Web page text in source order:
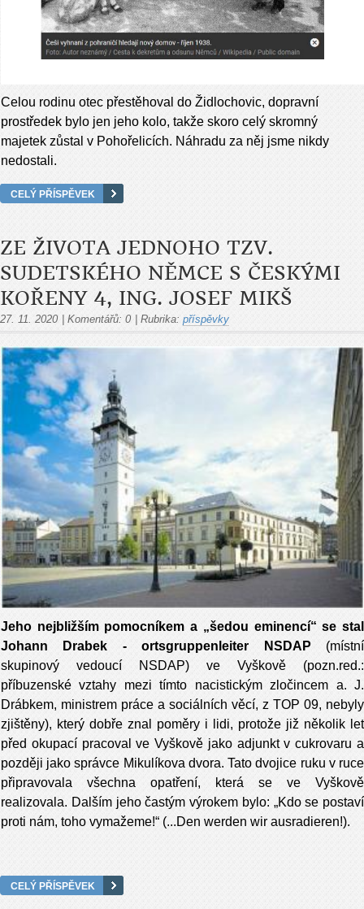
Celou rodinu otec přestěhoval do Židlochovic, dopravní
prostředek bylo jen jeho kolo, takže skoro celý skromný
majetek zůstal v Pohořelicích. Náhradu za něj jsme nikdy
nedostali.
CELÝ PŘÍSPĚVEK
ZE ŽIVOTA JEDNOHO TZV.
SUDETSKÉHO NĚMCE S ČESKÝMI
KOŘENY 4, ING. JOSEF MIKŠ
27. 11. 2020 | Komentářů: 0 | Rubrika: příspěvky
Jeho nejbližším pomocníkem a „šedou eminencí“ se stal
Johann Drabek - ortsgruppenleiter NSDAP(místní
skupinový vedoucí NSDAP) ve Vyškově (pozn.red.:
příbuzenské vztahy mezi tímto nacistickým zločincem a. J.
Drábkem, ministrem práce a sociálních věcí, z TOP 09, nebyly
zjištěny), který dobře znal poměry i lidi, protože již několik let
před okupací pracoval ve Vyškově jako adjunkt v cukrovaru a
později jako správce Mikulíkova dvora. Tato dvojice ruku v ruce
připravovala všechna opatření, která se ve Vyškově
realizovala. Dalším jeho častým výrokem bylo: „Kdo se postaví
proti nám, toho vymažeme!“ (...Den werden wir ausradieren!).
CELÝ PŘÍSPĚVEK